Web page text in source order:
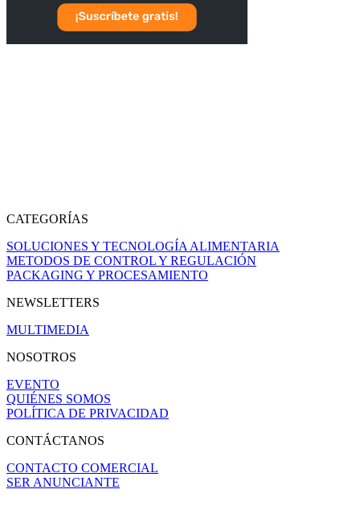
CATEGORÍAS
SOLUCIONES Y TECNOLOGÍA ALIMENTARIA
METODOS DE CONTROL Y REGULACIÓN
PACKAGING Y PROCESAMIENTO
NEWSLETTERS
MULTIMEDIA
NOSOTROS
EVENTO
QUIÉNES SOMOS
POLÍTICA DE PRIVACIDAD
CONTÁCTANOS
CONTACTO COMERCIAL
SER ANUNCIANTE